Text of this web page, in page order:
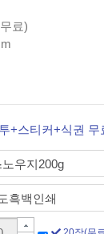
료)
+스티커+식권 무
노우지200g
흑백인쇄